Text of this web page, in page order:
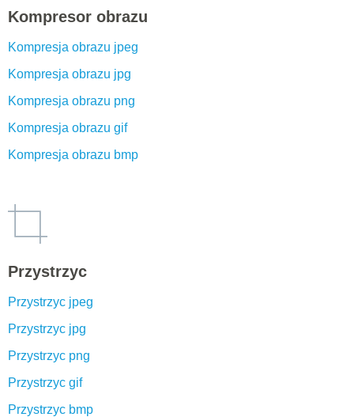
Kompresor obrazu
Kompresja obrazu jpeg
Kompresja obrazu jpg
Kompresja obrazu png
Kompresja obrazu gif
Kompresja obrazu bmp
Przystrzyc
Przystrzyc jpeg
Przystrzyc jpg
Przystrzyc png
Przystrzyc gif
Przystrzyc bmp